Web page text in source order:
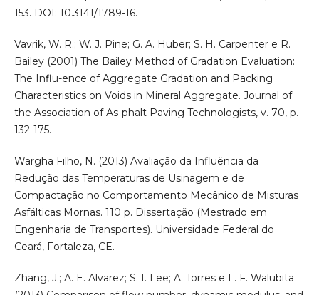
153. DOI: 10.3141/1789-16.
Vavrik, W. R.; W. J. Pine; G. A. Huber; S. H. Carpenter e R.
Bailey (2001) The Bailey Method of Gradation Evaluation:
The Influ-ence of Aggregate Gradation and Packing
Characteristics on Voids in Mineral Aggregate. Journal of
the Association of As-phalt Paving Technologists, v. 70, p.
132-175.
Wargha Filho, N. (2013) Avaliação da Influência da
Redução das Temperaturas de Usinagem e de
Compactação no Comportamento Mecânico de Misturas
Asfálticas Mornas. 110 p. Dissertação (Mestrado em
Engenharia de Transportes). Universidade Federal do
Ceará, Fortaleza, CE.
Zhang, J.; A. E. Alvarez; S. I. Lee; A. Torres e L. F. Walubita